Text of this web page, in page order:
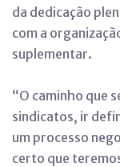
da dedicação
com a
suplementar.
“O caminho que
sindicatos, ir
um processo
certo que